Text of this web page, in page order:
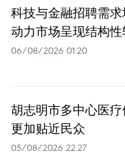
科技与金融招聘需求
动力市场呈现结构性
06/08/2026 01:20
胡志明市多中心医
更加贴近民众
05/08/2026 22:27